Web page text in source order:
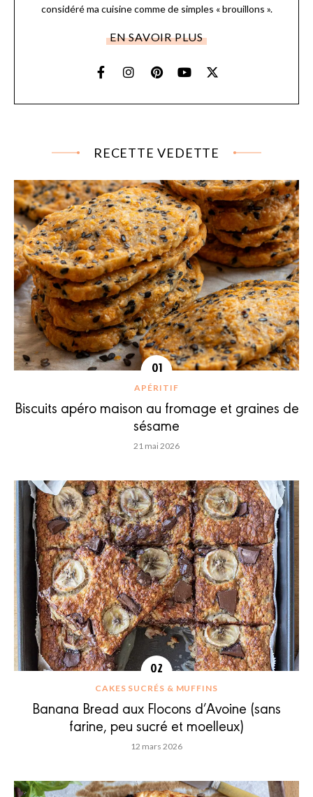
considéré ma cuisine comme de simples « brouillons ».
EN SAVOIR PLUS
RECETTE VEDETTE
APÉRITIF
Biscuits apéro maison au fromage et graines de
sésame
21 mai 2026
CAKES SUCRÉS & MUFFINS
Banana Bread aux Flocons d’Avoine (sans
farine, peu sucré et moelleux)
12 mars 2026